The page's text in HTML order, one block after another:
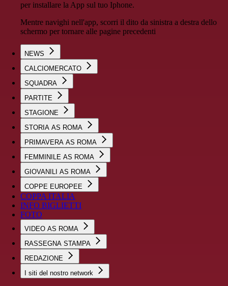
per installare la App sul tuo Iphone.
Mentre navighi nell'app, scorri il dito da sinistra a destra dello
schermo per tornare alle pagine precedenti
NEWS
CALCIOMERCATO
SQUADRA
PARTITE
STAGIONE
STORIA AS ROMA
PRIMAVERA AS ROMA
FEMMINILE AS ROMA
GIOVANILI AS ROMA
COPPE EUROPEE
COPPA ITALIA
INFO BIGLIETTI
FOTO
VIDEO AS ROMA
RASSEGNA STAMPA
REDAZIONE
I siti del nostro network